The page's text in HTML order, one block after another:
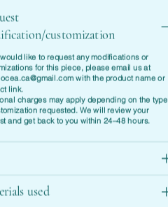
customization
like to request any modifications or
for this piece, please email us at
with the product name or
link.
charges may apply depending on the type
requested. We will review your
and get back to you within 24–48 hours.
used